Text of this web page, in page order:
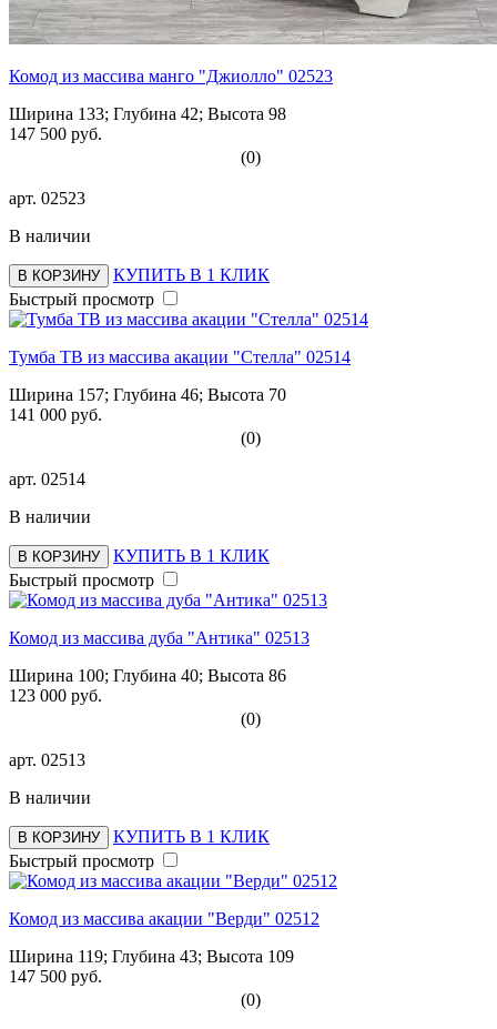
Комод из массива манго "Джиолло" 02523
Ширина 133; Глубина 42; Высота 98
147 500 руб.
(0)
арт. 02523
В наличии
В КОРЗИНУ
КУПИТЬ В 1 КЛИК
Быстрый просмотр
Тумба ТВ из массива акации "Стелла" 02514
Ширина 157; Глубина 46; Высота 70
141 000 руб.
(0)
арт. 02514
В наличии
В КОРЗИНУ
КУПИТЬ В 1 КЛИК
Быстрый просмотр
Комод из массива дуба "Антика" 02513
Ширина 100; Глубина 40; Высота 86
123 000 руб.
(0)
арт. 02513
В наличии
В КОРЗИНУ
КУПИТЬ В 1 КЛИК
Быстрый просмотр
Комод из массива акации "Верди" 02512
Ширина 119; Глубина 43; Высота 109
147 500 руб.
(0)